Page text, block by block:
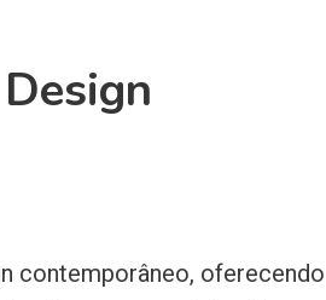
contemporâneo, oferecendo